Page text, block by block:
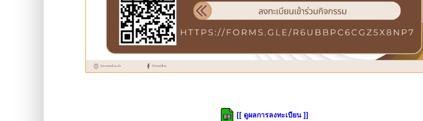
[[ ดูผลการลงทะเบียน ]]